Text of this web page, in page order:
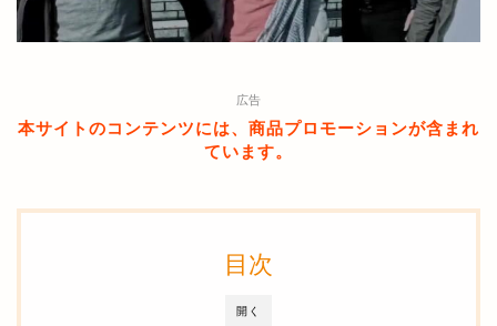
広告
本サイトのコンテンツには、商品プロモーションが含まれ
ています。
開く
目次